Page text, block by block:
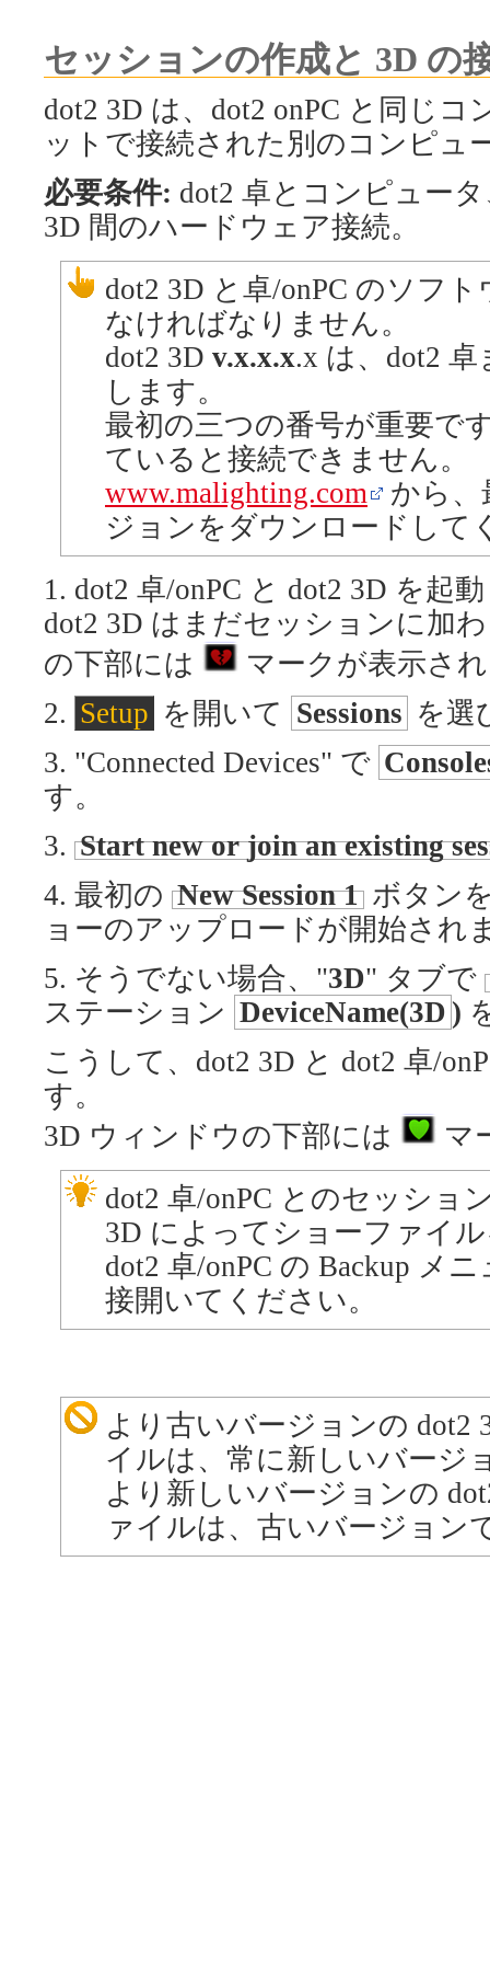
セッションの作成と 3D の
dot2 3D は、dot2 onPC と同じ
ットで接続された別のコンピュ
必要条件: dot2 卓とコンピュー
3D 間のハードウェア接続。
dot2 3D と卓/onPC のソフ
なければなりません。
dot2 3D v.x.x.x.x は、dot2
します。
最初の三つの番号が重要で
ていると接続できません。
www.malighting.com
から、
ジョンをダウンロードして
1. dot2 卓/onPC と dot2 3D を起
dot2 3D はまだセッションに加
の下部には
マークが表示さ
2. Setup を開いて Sessions を選
3. "Connected Devices" で
す。
3. Start new or join an existing
4. 最初の New Session 1 ボタン
ョーのアップロードが開始され
5. そうでない場合、"3D" タブで
ステーション DeviceName(3D )
こうして、dot2 3D と dot2 卓/
す。
3D ウィンドウの下部には
マ
dot2 卓/onPC とのセッショ
3D によってショーファイ
dot2 卓/onPC の Backup メ
接開いてください。
より古いバージョンの dot2
イルは、常に新しいバージ
より新しいバージョンの
ァイルは、古いバージョン